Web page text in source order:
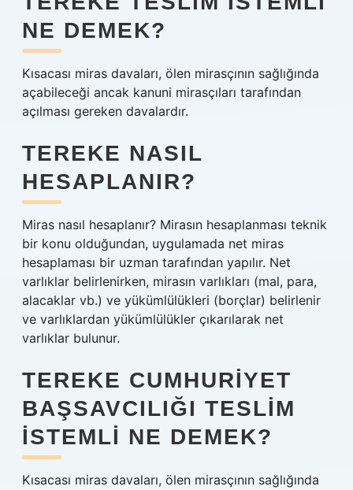
NE DEMEK?
Kısacası miras davaları, ölen mirasçının sağlığında
açabileceği ancak kanuni mirasçıları tarafından
açılması gereken davalardır.
TEREKE NASIL
HESAPLANIR?
Miras nasıl hesaplanır? Mirasın hesaplanması teknik
bir konu olduğundan, uygulamada net miras
hesaplaması bir uzman tarafından yapılır. Net
varlıklar belirlenirken, mirasın varlıkları (mal, para,
alacaklar vb.) ve yükümlülükleri (borçlar) belirlenir
ve varlıklardan yükümlülükler çıkarılarak net
varlıklar bulunur.
TEREKE CUMHURIYET
BAŞSAVCILIĞI TESLIM
ISTEMLI NE DEMEK?
Kısacası miras davaları, ölen mirasçının sağlığında